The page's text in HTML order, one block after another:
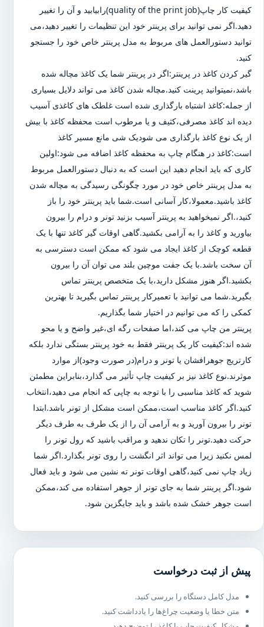
کیفیت کار چاپ(quality of the print job)رابیابید و آن را تغییر
دهید.اگر نمی توانید برای پرینتر خود این تنظیمات را تغییر دهید،می
توانید دستورالعمل های مربوط به مدل پرینتر خاص خود را جستجو
کنید.
گیر کردن کاغذ در پرینتر:اگر در پرینتر شما یک کاغذ مچاله شده
باشد،نمیتوانید پرینت کنید.مچاله شدن کاغذ می تواند دلایل بسیاری
از جمله:کاغذ اشتباه بارگذاری شده است غلطک های کاغذی آسیب
دیده اند کاغذ مصرفی،کثیف و یا مرطوب است محفظه کاغذ با بیش
از یک نوع کاغذ بارگذاری می شودیک شی مانع مسیر کاغذ
است:کاغذ در هنگام چاپ به محفظه کاغذ اضافه می شود:اولین
کاری که باید انجام دهید این است که به دنبال دستورالعمل مربوط
به مدل پرینتر خاص خود در مورد چگونگی رسیدگی به مچاله شدن
کاغذ باشید.معمولا،کار آسانی است.شما باید پرینتر خود را باز
کنید،.اگر نمیخواهید به پرینتر آسیب بزنید تونر و درام را بیرون
بیاورید و کاغذ را به آرامی بکشید.گاهی اوقات گیر کاغذ تنها با یک
قطعه کوچک از کاغذ ایجاد می شود که ممکن است دسترسی به
آن سخت باشد.با یک جفت موچین بلند می توان آن را بیرون
بکشید.اگر هنوز مشکل دارید،با یک متخصص پرینتر تماس
بگیرید.شما می توانید با تعمیرکار پرینتر تماس بگیرید تا بهترین
کمکی را که می توانیم در اختیار شما بگذاریم.
پرینتر من چاپ می کند،اما صفحات رگه ای،غیر واضح و یا محو
شده اند:کیفیت کار یک پرینتر فقط به خود پرینتر بستگی ندارد بلکه
کارتریج جوهرافشان یا تونر و درام(در صورت وجود)از موارد
موثرند.نوع کاغذ نیز بر کیفیت چاپ تأثیر می گذارد،بنابراین مطمئن
شوید که کاغذ مناسبی را با توجه به چاپی که انجام می دهید،انتخاب
کنید.اگر کاغذ مناسب است،ممکن است مشکل از تونر باشد.ابتدا
تونر را بیرون آورید و به آرامی آن را از یک طرف به طرف دیگر
حرکت دهید.تونر را تکان ندهید و مراقب باشید که رول تونر را
لمس نکنید زیرا می تواند اثر انگشت را روی تونر بگذارد.اگر شما
زیاد چاپ نمی کنید،گاهی اوقات تونر ته نشین می شود و باید فعال
شود.اگر پرینتر شما به جای تونر از جوهر استفاده می کند،ممکن
است جوهر خشک شده باشد و باید جایگزین شود.
پیش از ثبت درخواست
مدل کامل دستگاه را بررسی کنید.
متن خطا یا وضعیت چراغ‌ها را یادداشت کنید.